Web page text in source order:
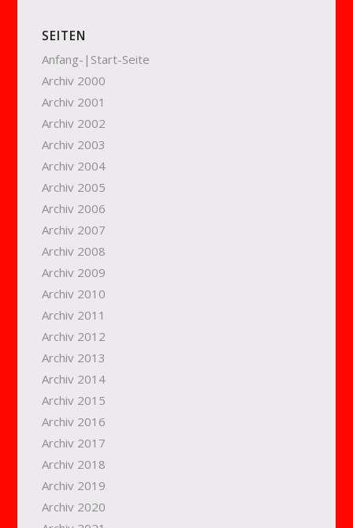
SEITEN
Anfang-|Start-Seite
Archiv 2000
Archiv 2001
Archiv 2002
Archiv 2003
Archiv 2004
Archiv 2005
Archiv 2006
Archiv 2007
Archiv 2008
Archiv 2009
Archiv 2010
Archiv 2011
Archiv 2012
Archiv 2013
Archiv 2014
Archiv 2015
Archiv 2016
Archiv 2017
Archiv 2018
Archiv 2019
Archiv 2020